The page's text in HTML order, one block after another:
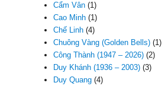
Cẩm Vân (1)
Cao Minh (1)
Chế Linh (4)
Chuông Vàng (Golden Bells) (1)
Công Thành (1947 – 2026) (2)
Duy Khánh (1936 – 2003) (3)
Duy Quang (4)